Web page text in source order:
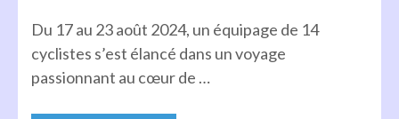
Du 17 au 23 août 2024, un équipage de 14
cyclistes s’est élancé dans un voyage
passionnant au cœur de …